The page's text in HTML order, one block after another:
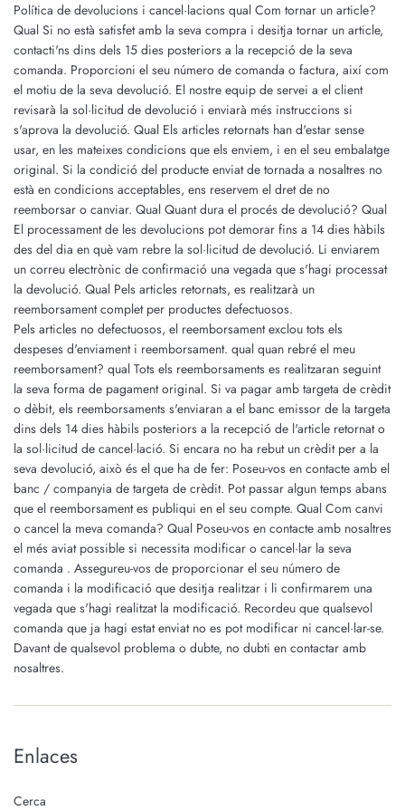
Política de devolucions i cancel·lacions qual Com tornar un article?
Qual Si no està satisfet amb la seva compra i desitja tornar un article,
contacti'ns dins dels 15 dies posteriors a la recepció de la seva
comanda. Proporcioni el seu número de comanda o factura, així com
el motiu de la seva devolució. El nostre equip de servei a el client
revisarà la sol·licitud de devolució i enviarà més instruccions si
s'aprova la devolució. Qual Els articles retornats han d'estar sense
usar, en les mateixes condicions que els enviem, i en el seu embalatge
original. Si la condició del producte enviat de tornada a nosaltres no
està en condicions acceptables, ens reservem el dret de no
reemborsar o canviar. Qual Quant dura el procés de devolució? Qual
El processament de les devolucions pot demorar fins a 14 dies hàbils
des del dia en què vam rebre la sol·licitud de devolució. Li enviarem
un correu electrònic de confirmació una vegada que s'hagi processat
la devolució. Qual Pels articles retornats, es realitzarà un
reemborsament complet per productes defectuosos.
Pels articles no defectuosos, el reemborsament exclou tots els
despeses d'enviament i reemborsament. qual quan rebré el meu
reemborsament? qual Tots els reemborsaments es realitzaran seguint
la seva forma de pagament original. Si va pagar amb targeta de crèdit
o dèbit, els reemborsaments s'enviaran a el banc emissor de la targeta
dins dels 14 dies hàbils posteriors a la recepció de l'article retornat o
la sol·licitud de cancel·lació. Si encara no ha rebut un crèdit per a la
seva devolució, això és el que ha de fer: Poseu-vos en contacte amb el
banc / companyia de targeta de crèdit. Pot passar algun temps abans
que el reemborsament es publiqui en el seu compte. Qual Com canvi
o cancel la meva comanda? Qual Poseu-vos en contacte amb nosaltres
el més aviat possible si necessita modificar o cancel·lar la seva
comanda . Assegureu-vos de proporcionar el seu número de
comanda i la modificació que desitja realitzar i li confirmarem una
vegada que s'hagi realitzat la modificació. Recordeu que qualsevol
comanda que ja hagi estat enviat no es pot modificar ni cancel·lar-se.
Davant de qualsevol problema o dubte, no dubti en contactar amb
nosaltres.
Enlaces
Cerca